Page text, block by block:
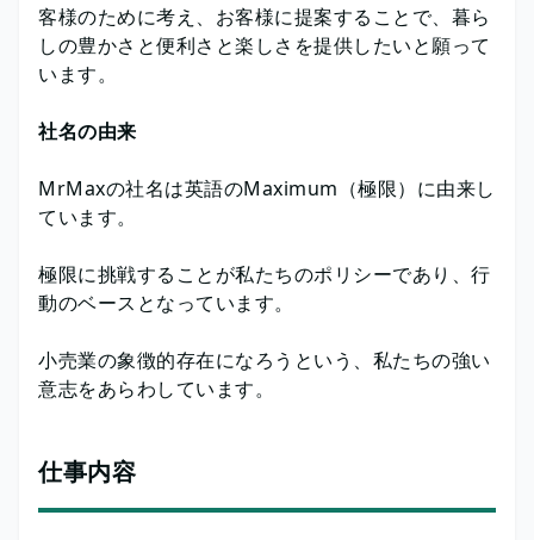
客様のために考え、お客様に提案することで、暮ら
しの豊かさと便利さと楽しさを提供したいと願って
います。
社名の由来
MrMaxの社名は英語のMaximum（極限）に由来し
ています。
極限に挑戦することが私たちのポリシーであり、行
動のベースとなっています。
小売業の象徴的存在になろうという、私たちの強い
意志をあらわしています。
仕事内容